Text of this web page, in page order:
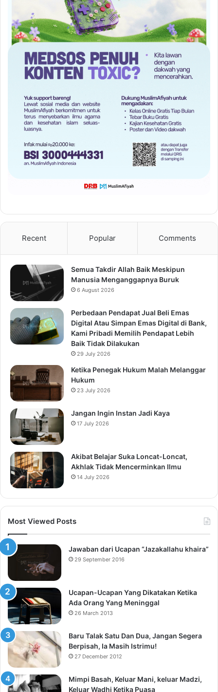
Recent Popular Comments
Semua Takdir Allah Baik Meskipun
Manusia Menganggapnya Buruk
6 August 2026
Perbedaan Pendapat Jual Beli Emas
Digital Atau Simpan Emas Digital di Bank,
Kami Pribadi Memilih Pendapat Lebih
Baik Tidak Dilakukan
29 July 2026
Ketika Penegak Hukum Malah Melanggar
Hukum
23 July 2026
Jangan Ingin Instan Jadi Kaya
17 July 2026
Akibat Belajar Suka Loncat-Loncat,
Akhlak Tidak Mencerminkan Ilmu
14 July 2026
Most Viewed Posts
Jawaban dari Ucapan “Jazakallahu khaira”
29 September 2016
Ucapan-Ucapan Yang Dikatakan Ketika
Ada Orang Yang Meninggal
26 March 2013
Baru Talak Satu Dan Dua, Jangan Segera
Berpisah, Ia Masih Istrimu!
27 December 2012
Mimpi Basah, Keluar Mani, keluar Madzi,
Keluar Wadhi Ketika Puasa